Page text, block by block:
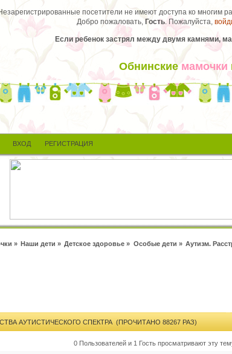
посетители не имеют доступа ко многим
Добро пожаловать, Гость. Пожалуйста,
Если ребенок застрял между двумя камнями,
Обнинские мамочки
ВХОД РЕГИСТРАЦИЯ
» Наши дети » Детское здоровье » Особые дети » Аутизм.
АУТИСТИЧЕСКОГО СПЕКТРА (ПРОЧИТАНО 88267 РАЗ)
0 Пользователей и 1 Гость просматривают эту